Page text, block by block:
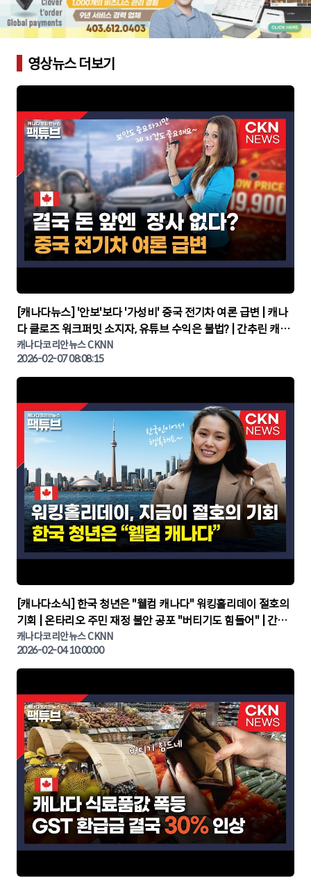
영상뉴스 더보기
▶
[캐나다뉴스] '안보'보다 '가성비' 중국 전기차 여론 급변 | 캐나
다 클로즈 워크퍼밋 소지자, 유튜브 수익은 불법? | 간추린 캐나
다뉴스 | CKNNEWS, 캐나다코리안뉴스
캐나다코리안뉴스 CKNN
2026-02-07 08:08:15
▶
[캐나다소식] 한국 청년은 "웰컴 캐나다" 워킹홀리데이 절호의
기회 | 온타리오 주민 재정 불안 공포 "버티기도 힘들어" | 간추
린 캐나다뉴스 | CKNNEWS, 캐나다코리안뉴스
캐나다코리안뉴스 CKNN
2026-02-04 10:00:00